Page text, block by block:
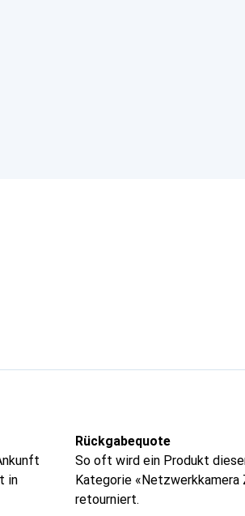
in
Rückgabequote
So oft wird ein Produkt
Kategorie «Netzwerkkamera
retourniert.